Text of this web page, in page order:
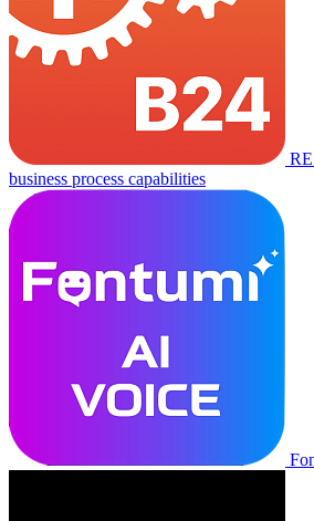
business process capabilities